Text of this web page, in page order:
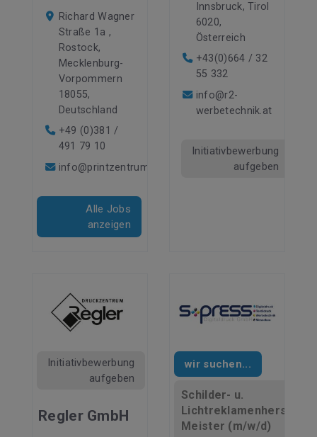
Richard Wagner
Straße 1a ,
Rostock,
Mecklenburg-
Vorpommern
18055,
Deutschland
+49 (0)381 /
491 79 10
info@printzentrum.de
Alle Jobs
anzeigen
Innsbruck, Tirol
6020,
Österreich
+43(0)664 / 32
55 332
info@r2-
werbetechnik.at
Initiativbewerbung
aufgeben
Initiativbewerbung
aufgeben
Regler GmbH
wir suchen...
Schilder- u.
Lichtreklamenhersteller
Meister (m/w/d)